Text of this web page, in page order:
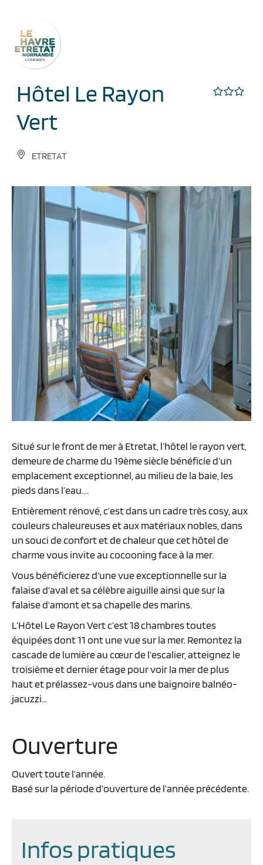
Hôtel Le Rayon
Vert
ETRETAT
Situé sur le front de mer à Etretat, l’hôtel le rayon vert,
demeure de charme du 19ème siècle bénéficie d’un
emplacement exceptionnel, au milieu de la baie, les
pieds dans l’eau….
Entièrement rénové, c’est dans un cadre très cosy, aux
couleurs chaleureuses et aux matériaux nobles, dans
un souci de confort et de chaleur que cet hôtel de
charme vous invite au cocooning face à la mer.
Vous bénéficierez d’une vue exceptionnelle sur la
falaise d’aval et sa célèbre aiguille ainsi que sur la
falaise d’amont et sa chapelle des marins.
L’Hôtel Le Rayon Vert c’est 18 chambres toutes
équipées dont 11 ont une vue sur la mer. Remontez la
cascade de lumière au cœur de l’escalier, atteignez le
troisième et dernier étage pour voir la mer de plus
haut et prélassez-vous dans une baignoire balnéo-
jacuzzi…
Ouverture
Ouvert toute l’année.
Basé sur la période d’ouverture de l’année précédente.
Infos pratiques